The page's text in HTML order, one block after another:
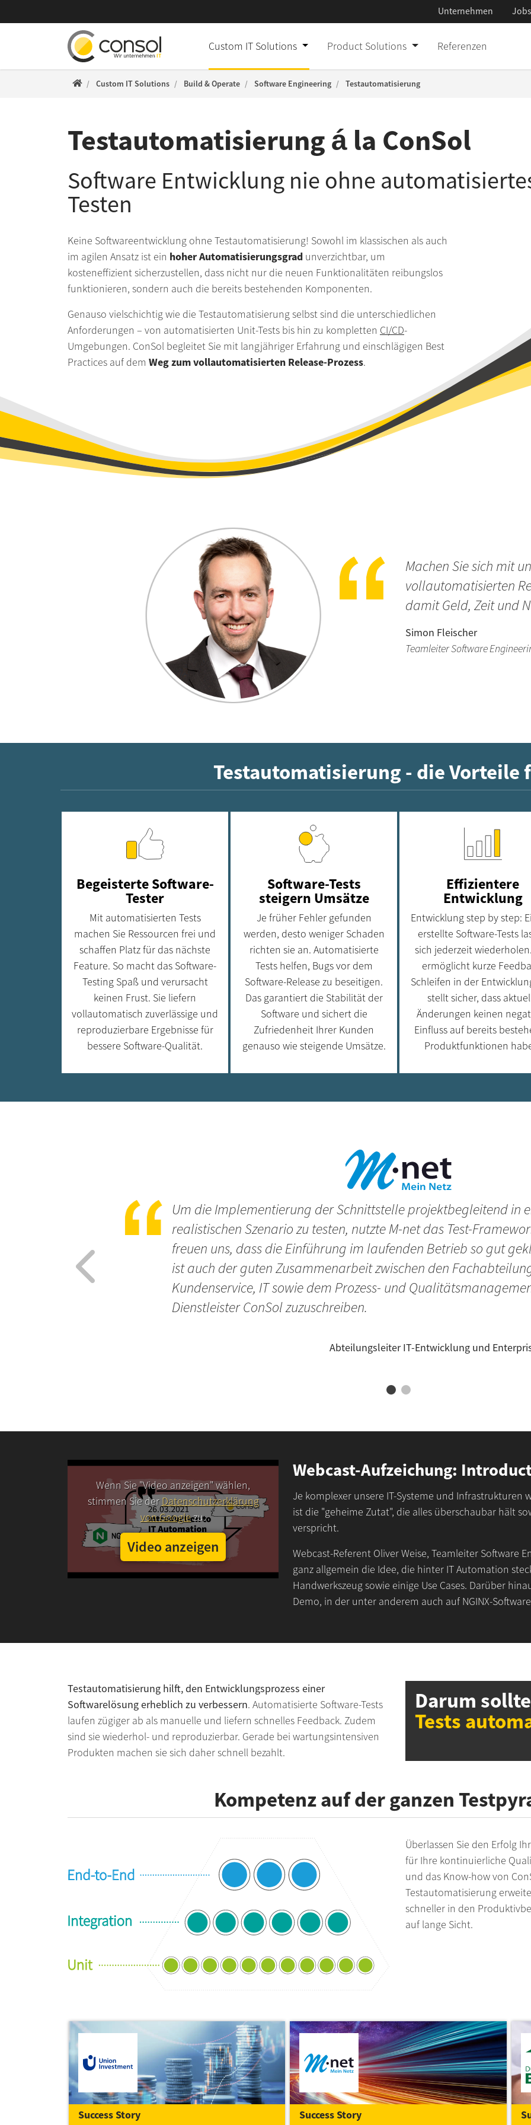
Unternehmen Jobs
Custom IT Solutions Product Solutions Referenzen
ConSol WWW
Custom IT Solutions Build & Operate Software Engineering Testautomatisierung
Testautomatisierung á la ConSol
Software­ Entwicklung nie ohne
Testen
Keine Softwareentwicklung ohne Testautomatisierung! Sowohl im klassischen als auch
im agilen Ansatz ist ein hoher Automatisierungsgrad unverzichtbar, um
kosteneffizient sicherzustellen, dass nicht nur die neuen Funktionalitäten reibungslos
funktionieren, sondern auch die bereits bestehenden Komponenten.
Genauso vielschichtig wie die Testautomatisierung selbst sind die unterschiedlichen
Anforderungen – von automatisierten Unit-Tests bis hin zu kompletten CI/CD-
Umgebungen. ConSol begleitet Sie mit langjähriger Erfahrung und einschlägigen Best
Practices auf dem Weg zum vollautomatisierten Release-Prozess.
Machen Sie sich mit
vollautomatisierten
damit Geld, Zeit und
Simon Fleischer
Teamleiter Software
Testautomatisierung - die Vorteile
Begeisterte Software-
Tester
Mit automatisierten Tests
machen Sie Ressourcen frei und
schaffen Platz für das nächste
Feature. So macht das Software-
Testing Spaß und verursacht
keinen Frust. Sie liefern
vollautomatisch zuverlässige und
reproduzierbare Ergebnisse für
bessere Software-Qualität.
Software-Tests
steigern Umsätze
Je früher Fehler gefunden
werden, desto weniger Schaden
richten sie an. Automatisierte
Tests helfen, Bugs vor dem
Software-Release zu beseitigen.
Das garantiert die Stabilität der
Software und sichert die
Zufriedenheit Ihrer Kunden
genauso wie steigende Umsätze.
Effizientere
Entwicklung
Entwicklung step by step:
erstellte Software-Tests
sich jederzeit wiederholen.
ermöglicht kurze
Schleifen in der
stellt sicher, dass
Änderungen keinen
Einfluss auf bereits
Produktfunktionen
Um die Implementierung der Schnittstelle projektbegleitend in
realistischen Szenario zu testen, nutzte M-net das Test-
freuen uns, dass die Einführung im laufenden Betrieb so gut
ist auch der guten Zusammenarbeit zwischen den
Kundenservice, IT sowie dem Prozess- und
Dienstleister ConSol zuzuschreiben.
Abteilungsleiter IT-Entwicklung und
Wenn Sie "Video anzeigen" wählen,
stimmen Sie derDatenschutzerklärung
von Googlezu.
Video anzeigen
Webcast-Aufzeichung:
Je komplexer unsere IT-Systeme und Infrastrukturen
ist die "geheime Zutat", die alles überschaubar hält
verspricht.
Webcast-Referent Oliver Weise, Teamleiter Software
ganz allgemein die Idee, die hinter IT Automation
Handwerkszeug sowie einige Use Cases. Darüber
Demo, in der unter anderem auch auf NGINX-
Darum
Tests
Testautomatisierung hilft, den Entwicklungsprozess einer
Softwarelösung erheblich zu verbessern. Automatisierte Software-Tests
laufen zügiger ab als manuelle und liefern schnelles Feedback. Zudem
sind sie wiederhol- und reproduzierbar. Gerade bei wartungsintensiven
Produkten machen sie sich daher schnell bezahlt.
Kompetenz auf der ganzen
Überlassen Sie den Erfolg
für Ihre kontinuierliche
und das Know-how von
Testautomatisierung
schneller in den
auf lange Sicht.
Success Story Success Story
Custom IT
Datenschutz
Barrierefreiheit
Kontakt
IT Consulting &
Software